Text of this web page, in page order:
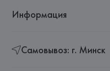
Информация
Самовывоз: г. Минск